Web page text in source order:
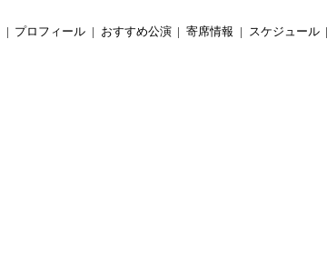
プロフィール おすすめ公演 寄席情報 スケジュール